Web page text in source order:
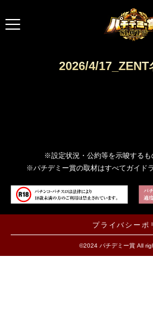
2026/4/17_ZENT
※設定状況・公約等を示唆するも
※パチデミー賞の取材はすべてガイド
プライバシーポ
©2024 パチデミー賞 All